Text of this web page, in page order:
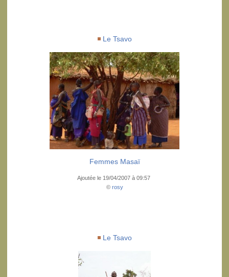
Le Tsavo
Femmes Masaï
Ajoutée le 19/04/2007 à 09:57
© rosy
Le Tsavo